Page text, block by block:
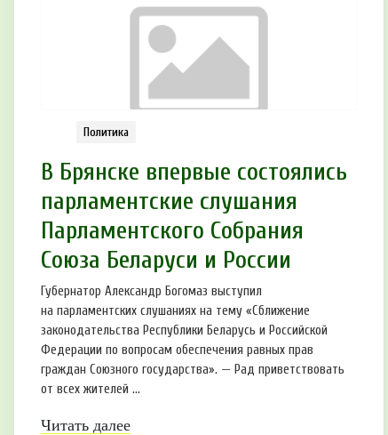
Политика
В Брянске впервые состоялись
парламентские слушания
Парламентского Собрания
Союза Беларуси и России
Губернатор Александр Богомаз выступил
на парламентских слушаниях на тему «Сближение
законодательства Республики Беларусь и Российской
Федерации по вопросам обеспечения равных прав
граждан Союзного государства». — Рад приветствовать
от всех жителей ...
Читать далее